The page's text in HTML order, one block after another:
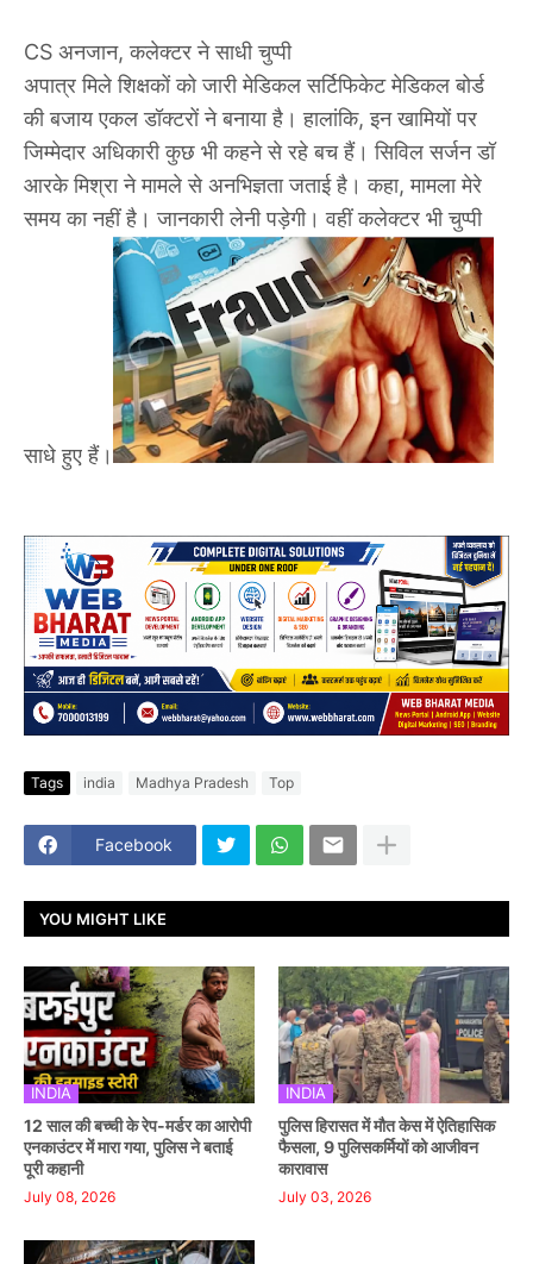
CS अनजान, कलेक्टर ने साधी चुप्पी
अपात्र मिले शिक्षकों को जारी मेडिकल सर्टिफिकेट मेडिकल बोर्ड
की बजाय एकल डॉक्टरों ने बनाया है। हालांकि, इन खामियों पर
जिम्मेदार अधिकारी कुछ भी कहने से रहे बच हैं। सिविल सर्जन डॉ
आरके मिश्रा ने मामले से अनभिज्ञता जताई है। कहा, मामला मेरे
समय का नहीं है। जानकारी लेनी पड़ेगी। वहीं कलेक्टर भी चुप्पी
साधे हुए हैं।
Tags india Madhya Pradesh Top
Facebook
YOU MIGHT LIKE
INDIA
12 साल की बच्ची के रेप-मर्डर का आरोपी
एनकाउंटर में मारा गया, पुलिस ने बताई
पूरी कहानी
July 08, 2026
INDIA
पुलिस हिरासत में मौत केस में ऐतिहासिक
फैसला, 9 पुलिसकर्मियों को आजीवन
कारावास
July 03, 2026